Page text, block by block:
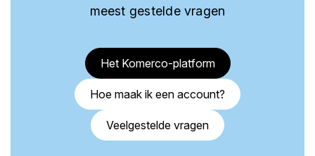
meest gestelde vragen
Het Komerco-platform
Hoe maak ik een account?
Veelgestelde vragen